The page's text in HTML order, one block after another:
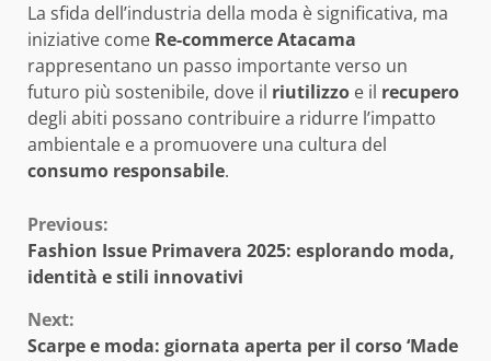
La sfida dell’industria della moda è significativa, ma
iniziative come Re-commerce Atacama
rappresentano un passo importante verso un
futuro più sostenibile, dove il riutilizzo e il recupero
degli abiti possano contribuire a ridurre l’impatto
ambientale e a promuovere una cultura del
consumo responsabile.
Continue
Reading
Previous:
Fashion Issue Primavera 2025: esplorando moda,
identità e stili innovativi
Next:
Scarpe e moda: giornata aperta per il corso ‘Made